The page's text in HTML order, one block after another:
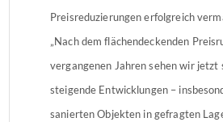
Preisreduzierungen erfolgreich
„Nach dem flächendeckenden
vergangenen Jahren sehen wir jetzt
steigende Entwicklungen –
sanierten Objekten in gefragten